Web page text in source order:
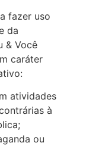
fazer uso
da
& Você
caráter
atividades
à
ou